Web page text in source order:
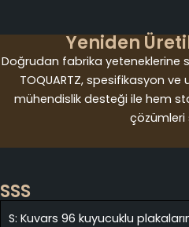
Yeniden
Doğrudan fabrika yeteneklerine
TOQUARTZ, spesifikasyon
mühendislik desteği ile hem
çözümleri
SSS
S: Kuvars 96 kuyucuklu